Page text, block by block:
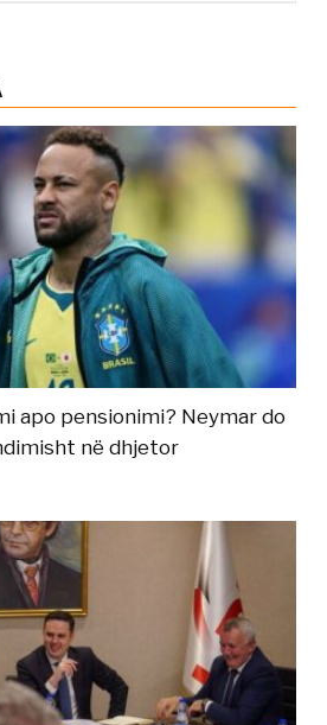
apo pensionimi? Neymar do
në dhjetor